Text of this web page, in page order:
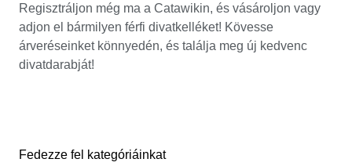
Regisztráljon még ma a Catawikin, és vásároljon vagy
adjon el bármilyen férfi divatkelléket! Kövesse
árveréseinket könnyedén, és találja meg új kedvenc
divatdarabját!
Fedezze fel kategóriáinkat